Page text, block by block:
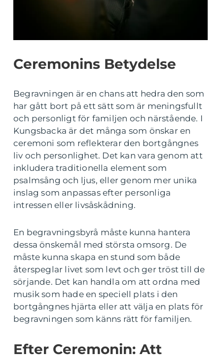
Ceremonins Betydelse
Begravningen är en chans att hedra den som
har gått bort på ett sätt som är meningsfullt
och personligt för familjen och närstående. I
Kungsbacka är det många som önskar en
ceremoni som reflekterar den bortgångnes
liv och personlighet. Det kan vara genom att
inkludera traditionella element som
psalmsång och ljus, eller genom mer unika
inslag som anpassas efter personliga
intressen eller livsåskådning.
En begravningsbyrå måste kunna hantera
dessa önskemål med största omsorg. De
måste kunna skapa en stund som både
återspeglar livet som levt och ger tröst till de
sörjande. Det kan handla om att ordna med
musik som hade en speciell plats i den
bortgångnes hjärta eller att välja en plats för
begravningen som känns rätt för familjen.
Efter Ceremonin: Att